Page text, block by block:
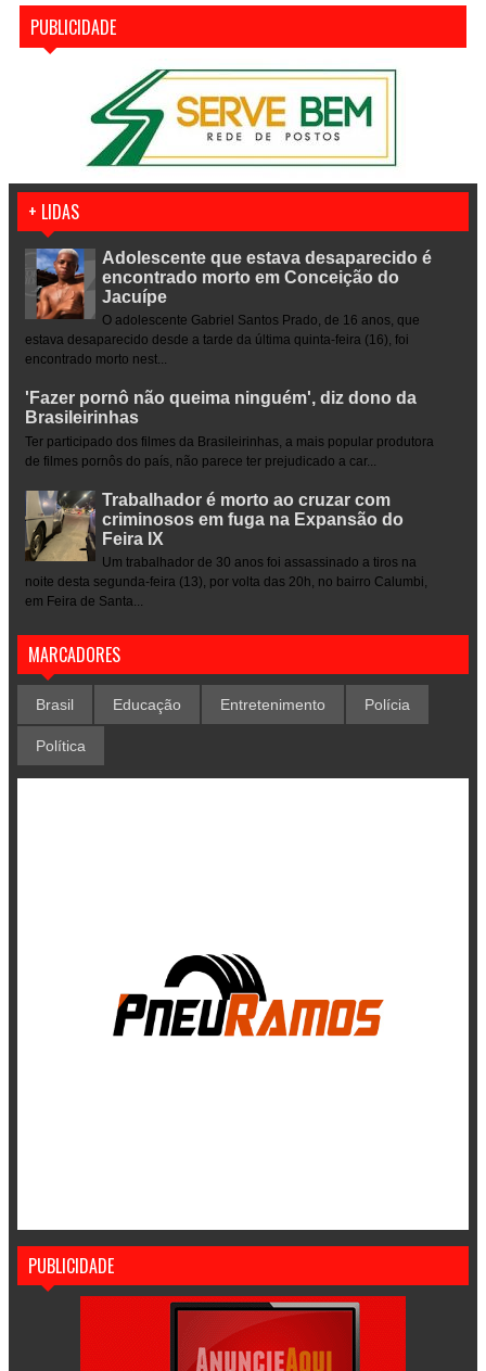
PUBLICIDADE
+ LIDAS
Adolescente que estava desaparecido é
encontrado morto em Conceição do
Jacuípe
O adolescente Gabriel Santos Prado, de 16 anos, que
estava desaparecido desde a tarde da última quinta-feira (16), foi
encontrado morto nest...
'Fazer pornô não queima ninguém', diz dono da
Brasileirinhas
Ter participado dos filmes da Brasileirinhas, a mais popular produtora
de filmes pornôs do país, não parece ter prejudicado a car...
Trabalhador é morto ao cruzar com
criminosos em fuga na Expansão do
Feira IX
Um trabalhador de 30 anos foi assassinado a tiros na
noite desta segunda-feira (13), por volta das 20h, no bairro Calumbi,
em Feira de Santa...
MARCADORES
Brasil Educação Entretenimento Polícia
Política
PUBLICIDADE